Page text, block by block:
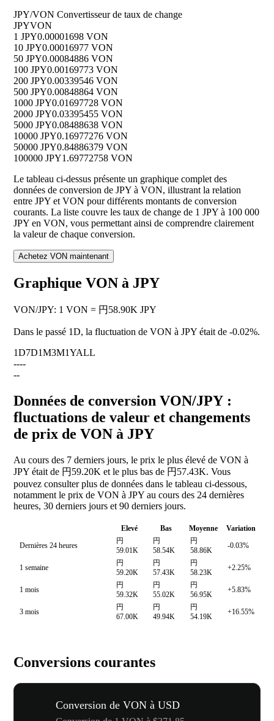
JPY/VON Convertisseur de taux de change
JPYVON
1 JPY0.00001698 VON
10 JPY0.00016977 VON
50 JPY0.00084886 VON
100 JPY0.00169773 VON
200 JPY0.00339546 VON
500 JPY0.00848864 VON
1000 JPY0.01697728 VON
2000 JPY0.03395455 VON
5000 JPY0.08488638 VON
10000 JPY0.16977276 VON
50000 JPY0.84886379 VON
100000 JPY1.69772758 VON
Le tableau ci-dessus présente un graphique complet des
données de conversion de JPY à VON, illustrant la relation
entre JPY et VON pour différents montants de conversion
courants. La liste couvre les taux de change de 1 JPY à 100 000
JPY en VON, vous permettant ainsi de comprendre clairement
la valeur de chaque conversion.
Achetez VON maintenant
Graphique VON à JPY
VON/JPY: 1 VON = 円58.90K JPY
Dans le passé 1D, la fluctuation de VON à JPY était de -0.02%.
1D7D1M3M1YALL
----
--
Données de conversion VON/JPY :
fluctuations de valeur et changements
de prix de VON à JPY
Au cours des 7 derniers jours, le prix le plus élevé de VON à
JPY était de 円59.20K et le plus bas de 円57.43K. Vous
pouvez consulter plus de données dans le tableau ci-dessous,
notamment le prix de VON à JPY au cours des 24 dernières
heures, 30 derniers jours et 90 derniers jours.
Elevé Bas Moyenne
Variation
Dernières 24 heures
円
59.01K
円
58.54K
円
58.86K
-0.03%
1 semaine
円
59.20K
円
57.43K
円
58.23K
+2.25%
1 mois
円
59.32K
円
55.02K
円
56.95K
+5.83%
3 mois
円
67.00K
円
49.94K
円
54.19K
+16.55%
Conversions courantes
Conversion de VON à USD